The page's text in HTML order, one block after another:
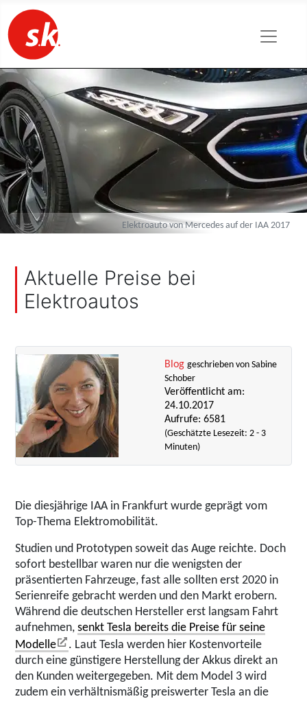
Elektroauto von Mercedes auf der IAA 2017
Aktuelle Preise bei
Elektroautos
Blog geschrieben von Sabine
Schober
Veröffentlicht am:
24.10.2017
Aufrufe: 6581
(Geschätzte Lesezeit: 2 - 3
Minuten)
Die diesjährige IAA in Frankfurt wurde geprägt vom
Top-Thema Elektromobilität.
Studien und Prototypen soweit das Auge reichte. Doch
sofort bestellbar waren nur die wenigsten der
präsentierten Fahrzeuge, fast alle sollten erst 2020 in
Serienreife gebracht werden und den Markt erobern.
Während die deutschen Hersteller erst langsam Fahrt
aufnehmen,senkt Tesla bereits die Preise für seine
Modelle
. Laut Tesla werden hier Kostenvorteile
durch eine günstigere Herstellung der Akkus direkt an
den Kunden weitergegeben. Mit dem Model 3 wird
zudem ein verhältnismäßig preiswerter Tesla an die